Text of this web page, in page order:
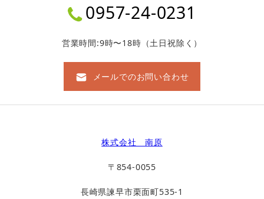
0957-24-0231
営業時間:9時〜18時（土日祝除く）
メールでのお問い合わせ
株式会社 南原
〒854-0055
長崎県諫早市栗面町535-1